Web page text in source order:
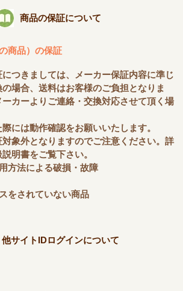
商品の保証について
商品）の保証
つきましては、メーカー保証内容に準じ
場合、送料はお客様のご負担となりま
カーよりご連絡・交換対応させて頂く場
には動作確認をお願いいたします。
象外となりますのでご注意ください。詳
明書をご覧下さい。
方法による破損・故障
をされていない商品
他サイトIDログインについて